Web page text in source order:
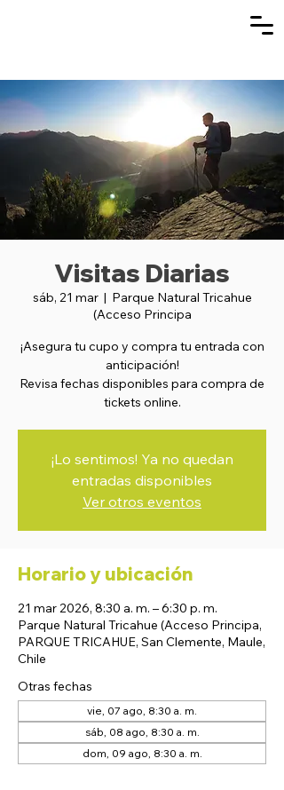
Visitas Diarias
sáb, 21 mar
  |
Parque Natural Tricahue
(Acceso Principa
¡Asegura tu cupo y compra tu entrada con
anticipación!
Revisa fechas disponibles para compra de
tickets online.
¡Lo sentimos! Ya no quedan
entradas disponibles
Ver otros eventos
Horario y ubicación
21 mar 2026, 8:30 a. m. – 6:30 p. m.
Parque Natural Tricahue (Acceso Principa,
PARQUE TRICAHUE, San Clemente, Maule,
Chile
Otras fechas
vie, 07 ago, 8:30 a. m.
sáb, 08 ago, 8:30 a. m.
dom, 09 ago, 8:30 a. m.